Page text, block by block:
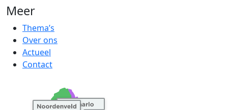
Meer
Thema’s
Over ons
Actueel
Contact